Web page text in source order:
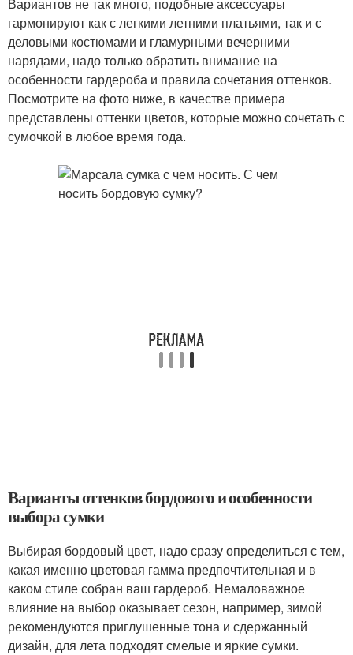
гармонируют как с легкими летними платьями, так и с
деловыми костюмами и гламурными вечерними
нарядами, надо только обратить внимание на
особенности гардероба и правила сочетания оттенков.
Посмотрите на фото ниже, в качестве примера
представлены оттенки цветов, которые можно сочетать с
сумочкой в любое время года.
Варианты оттенков бордового и особенности
выбора сумки
Выбирая бордовый цвет, надо сразу определиться с тем,
какая именно цветовая гамма предпочтительная и в
каком стиле собран ваш гардероб. Немаловажное
влияние на выбор оказывает сезон, например, зимой
рекомендуются приглушенные тона и сдержанный
дизайн, для лета подходят смелые и яркие сумки.